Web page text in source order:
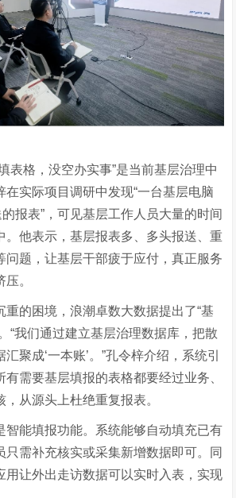
表格，没空办实事”是当前基层治理中
在实际项目调研中发现“一台基层电脑
的报表” ，可见基层工作人员大量的时间
。他表示，基层报表多、多头报送、重
问题，让基层干部疲于应付，真正服务
。
重的困境，浪潮卓数大数据提出了“基
“我们通过建立基层治理数据库，把散
汇聚成‘一本账’。”孔令梓介绍，系统引
有需要基层填报的表格都要经过业务、
从源头上杜绝重复报表。
智能填报功能。系统能够自动填充已有
只需补充核实或采集新增数据即可。同
用让外出走访数据可以实时入表，实现